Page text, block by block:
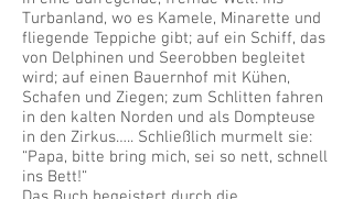
Turbanland, wo es Kamele, Minarette und
fliegende Teppiche gibt; auf ein Schiff, das
von Delphinen und Seerobben begleitet
wird; auf einen Bauernhof mit Kühen,
Schafen und Ziegen; zum Schlitten fahren
in den kalten Norden und als Dompteuse
in den Zirkus….. Schließlich murmelt sie:
“Papa, bitte bring mich, sei so nett, schnell
ins Bett!“